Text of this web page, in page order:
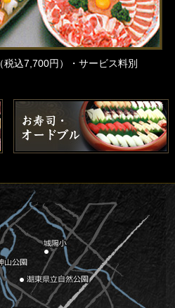
税込7,700円）・サービス料別